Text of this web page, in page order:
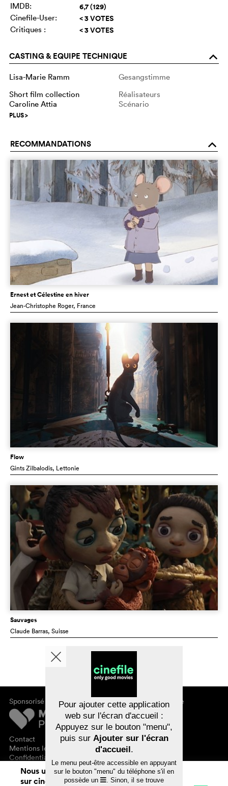
IMDB:
6,7 (129)
Cinefile-User: < 3 VOTES
Critiques : < 3 VOTES
CASTING & EQUIPE TECHNIQUE o
Lisa-Marie Ramm
Gesangstimme
Short film collection
Réalisateurs
Caroline Attia
Scénario
PLUS>
RECOMMANDATIONS o
Ernest et Célestine en hiver
Jean-Christophe Roger, France
Flow
Gints Zilbalodis, Lettonie
Sauvages
Claude Barras, Suisse
Sponsorisé par
Contact
Mentions légales
Confidentialité des données
À propos de cinefile
S'inscrire/s'abonner
Newsletter
FAQ
Bons-cadeaux
Nous utilisons des cookies. En naviguant
sur cinefile.ch, vous acceptez notre
Pour ajouter cette application
web sur l'écran d'accueil :
Appuyez sur le bouton "menu",
puis sur Ajouter sur l'écran
d'accueil.
Le menu peut-être accessible en appuyant
sur le bouton "menu" du téléphone s'il en
possède un
. Sinon, il se trouve